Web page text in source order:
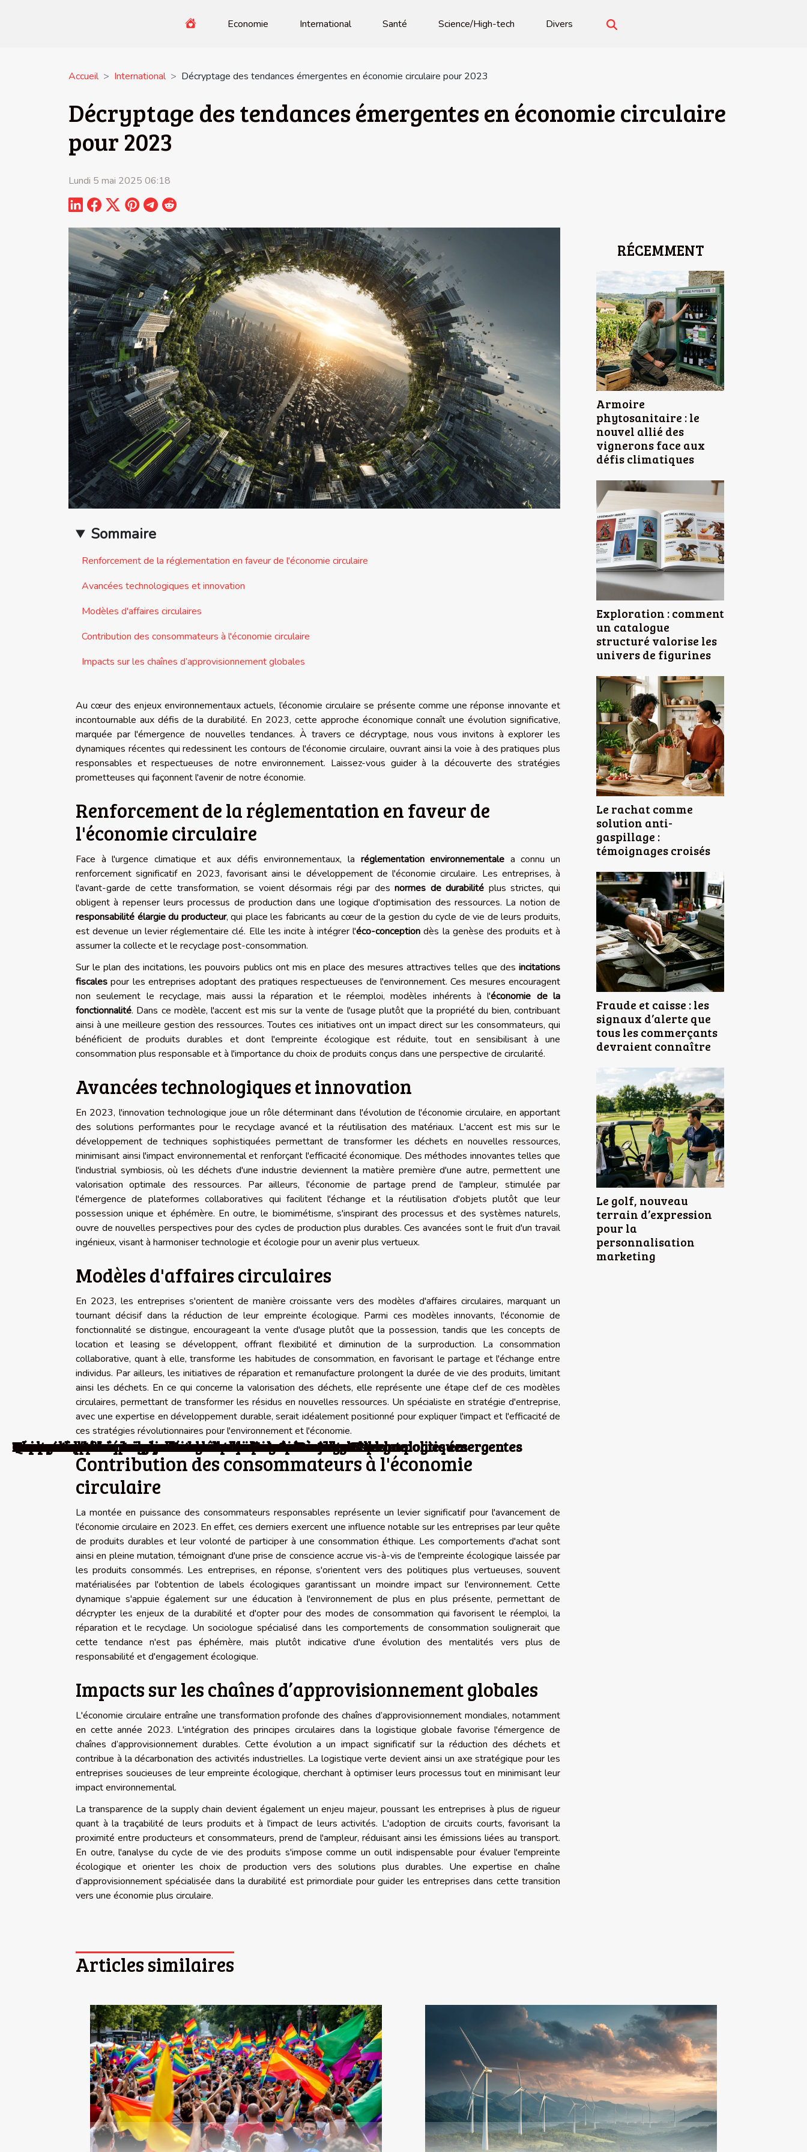
Economie International Santé Science/High-tech Divers
Accueil International Décryptage des tendances émergentes en économie circulaire pour 2023
Décryptage des tendances émergentes en économie circulaire
pour 2023
Lundi 5 mai 2025 06:18
Sommaire
Renforcement de la réglementation en faveur de l'économie circulaire
Avancées technologiques et innovation
Modèles d'affaires circulaires
Contribution des consommateurs à l'économie circulaire
Impacts sur les chaînes d’approvisionnement globales
Au cœur des enjeux environnementaux actuels, l’économie circulaire se présente comme une réponse innovante et
incontournable aux défis de la durabilité. En 2023, cette approche économique connaît une évolution significative,
marquée par l'émergence de nouvelles tendances. À travers ce décryptage, nous vous invitons à explorer les
dynamiques récentes qui redessinent les contours de l'économie circulaire, ouvrant ainsi la voie à des pratiques plus
responsables et respectueuses de notre environnement. Laissez-vous guider à la découverte des stratégies
prometteuses qui façonnent l'avenir de notre économie.
Renforcement de la réglementation en faveur de
l'économie circulaire
Face à l'urgence climatique et aux défis environnementaux, la réglementation environnementale a connu un
renforcement significatif en 2023, favorisant ainsi le développement de l'économie circulaire. Les entreprises, à
l'avant-garde de cette transformation, se voient désormais régi par desnormes de durabilité plus strictes, qui
obligent à repenser leurs processus de production dans une logique d'optimisation des ressources. La notion de
responsabilité élargie du producteur, qui place les fabricants au cœur de la gestion du cycle de vie de leurs produits,
est devenue un levier réglementaire clé. Elle les incite à intégrer l'éco-conception dès la genèse des produits et à
assumer la collecte et le recyclage post-consommation.
Sur le plan des incitations, les pouvoirs publics ont mis en place des mesures attractives telles que des incitations
fiscales pour les entreprises adoptant des pratiques respectueuses de l'environnement. Ces mesures encouragent
non seulement le recyclage, mais aussi la réparation et le réemploi, modèles inhérents à l'économie de la
fonctionnalité. Dans ce modèle, l'accent est mis sur la vente de l'usage plutôt que la propriété du bien, contribuant
ainsi à une meilleure gestion des ressources. Toutes ces initiatives ont un impact direct sur les consommateurs, qui
bénéficient de produits durables et dont l'empreinte écologique est réduite, tout en sensibilisant à une
consommation plus responsable et à l'importance du choix de produits conçus dans une perspective de circularité.
Avancées technologiques et innovation
En 2023, l'innovation technologique joue un rôle déterminant dans l'évolution de l'économie circulaire, en apportant
des solutions performantes pour le recyclage avancé et la réutilisation des matériaux. L'accent est mis sur le
développement de techniques sophistiquées permettant de transformer les déchets en nouvelles ressources,
minimisant ainsi l'impact environnemental et renforçant l'efficacité économique. Des méthodes innovantes telles que
l'industrial symbiosis, où les déchets d'une industrie deviennent la matière première d'une autre, permettent une
valorisation optimale des ressources. Par ailleurs, l'économie de partage prend de l'ampleur, stimulée par
l'émergence de plateformes collaboratives qui facilitent l'échange et la réutilisation d'objets plutôt que leur
possession unique et éphémère. En outre, le biomimétisme, s'inspirant des processus et des systèmes naturels,
ouvre de nouvelles perspectives pour des cycles de production plus durables. Ces avancées sont le fruit d'un travail
ingénieux, visant à harmoniser technologie et écologie pour un avenir plus vertueux.
Modèles d'affaires circulaires
En 2023, les entreprises s'orientent de manière croissante vers des modèles d'affaires circulaires, marquant un
tournant décisif dans la réduction de leur empreinte écologique. Parmi ces modèles innovants, l'économie de
fonctionnalité se distingue, encourageant la vente d'usage plutôt que la possession, tandis que les concepts de
location et leasing se développent, offrant flexibilité et diminution de la surproduction. La consommation
collaborative, quant à elle, transforme les habitudes de consommation, en favorisant le partage et l'échange entre
individus. Par ailleurs, les initiatives de réparation et remanufacture prolongent la durée de vie des produits, limitant
ainsi les déchets. En ce qui concerne la valorisation des déchets, elle représente une étape clef de ces modèles
circulaires, permettant de transformer les résidus en nouvelles ressources. Un spécialiste en stratégie d'entreprise,
avec une expertise en développement durable, serait idéalement positionné pour expliquer l'impact et l'efficacité de
ces stratégies révolutionnaires pour l'environnement et l'économie.
Contribution des consommateurs à l'économie
circulaire
La montée en puissance des consommateurs responsables représente un levier significatif pour l'avancement de
l'économie circulaire en 2023. En effet, ces derniers exercent une influence notable sur les entreprises par leur quête
de produits durables et leur volonté de participer à une consommation éthique. Les comportements d'achat sont
ainsi en pleine mutation, témoignant d'une prise de conscience accrue vis-à-vis de l'empreinte écologique laissée par
les produits consommés. Les entreprises, en réponse, s'orientent vers des politiques plus vertueuses, souvent
matérialisées par l'obtention de labels écologiques garantissant un moindre impact sur l'environnement. Cette
dynamique s'appuie également sur une éducation à l'environnement de plus en plus présente, permettant de
décrypter les enjeux de la durabilité et d'opter pour des modes de consommation qui favorisent le réemploi, la
réparation et le recyclage. Un sociologue spécialisé dans les comportements de consommation soulignerait que
cette tendance n'est pas éphémère, mais plutôt indicative d'une évolution des mentalités vers plus de
responsabilité et d'engagement écologique.
Impacts sur les chaînes d’approvisionnement globales
L'économie circulaire entraîne une transformation profonde des chaînes d’approvisionnement mondiales, notamment
en cette année 2023. L'intégration des principes circulaires dans la logistique globale favorise l'émergence de
chaînes d’approvisionnement durables. Cette évolution a un impact significatif sur la réduction des déchets et
contribue à la décarbonation des activités industrielles. La logistique verte devient ainsi un axe stratégique pour les
entreprises soucieuses de leur empreinte écologique, cherchant à optimiser leurs processus tout en minimisant leur
impact environnemental.
La transparence de la supply chain devient également un enjeu majeur, poussant les entreprises à plus de rigueur
quant à la traçabilité de leurs produits et à l'impact de leurs activités. L'adoption de circuits courts, favorisant la
proximité entre producteurs et consommateurs, prend de l'ampleur, réduisant ainsi les émissions liées au transport.
En outre, l'analyse du cycle de vie des produits s'impose comme un outil indispensable pour évaluer l'empreinte
écologique et orienter les choix de production vers des solutions plus durables. Une expertise en chaîne
d’approvisionnement spécialisée dans la durabilité est primordiale pour guider les entreprises dans cette transition
vers une économie plus circulaire.
RÉCEMMENT
Armoire
phytosanitaire : le
nouvel allié des
vignerons face aux
défis climatiques
Exploration : comment
un catalogue
structuré valorise les
univers de figurines
Le rachat comme
solution anti-
gaspillage :
témoignages croisés
Fraude et caisse : les
signaux d’alerte que
tous les commerçants
devraient connaître
Le golf, nouveau
terrain d’expression
pour la
personnalisation
marketing
Articles similaires
L'impact des drapeaux dans les manifestations culturelles et politiques
Innovations en énergie renouvelable pays pionniers et technologies émergentes
L'histoire et l'héritage culturel des vins de la Rioja en Espagne
Impact des panneaux solaires sur l'environnement global
Pourquoi s’offrir un séjour touristique en Grèce ?
Qui peut obtenir un visa Kenya ?
Pourquoi passer ses prochaines vacances à Annecy
Toulouse : pourquoi y passer ses prochaines vacances ?
Dépayser, découvrir de nouveaux horizons : où aller ?
Venez découvrir la beauté des îles de France !